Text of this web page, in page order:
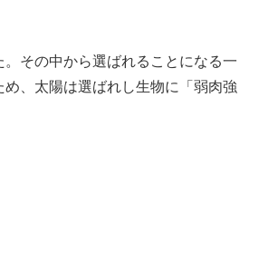
その中から選ばれることになる一
、太陽は選ばれし生物に「弱肉強